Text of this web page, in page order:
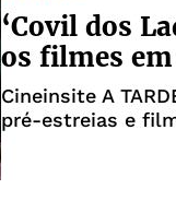
‘Covil dos
os filmes
Cineinsite A
pré-estreias e